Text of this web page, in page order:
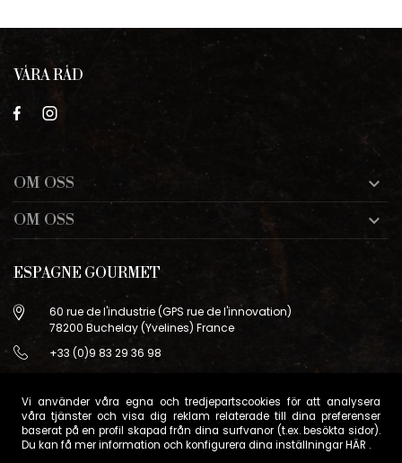
Vi använder våra egna och tredjepartscookies för att analysera
våra tjänster och visa dig reklam relaterade till dina preferenser
baserat på en profil skapad från dina surfvanor (t.ex. besökta sidor).
Du kan få mer information och konfigurera dina inställningarHÄR .
VÅRA RÅD
OM OSS 
OM OSS 
ESPAGNE GOURMET
60 rue de l'industrie (GPS rue de l'innovation)
78200 Buchelay (Yvelines) France
+33 (0)9 83 29 36 98
78200 Buchelay (Yvelines) France
Contactez-nous